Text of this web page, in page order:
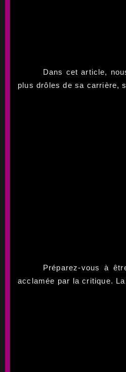
Dans cet article,
plus drôles de sa carrière,
Préparez-vous à
acclamée par la critique.